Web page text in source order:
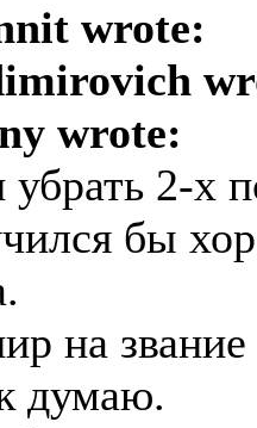
wrote:
wrote:
убрать 2-х
бы
на
думаю.